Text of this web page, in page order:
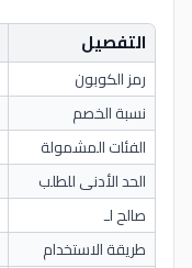
التفصيل
رمز الكوبون
نسبة الخصم
الفئات المشمولة
الحد الأدنى للطلب
صالح لـ
طريقة الاستخدام